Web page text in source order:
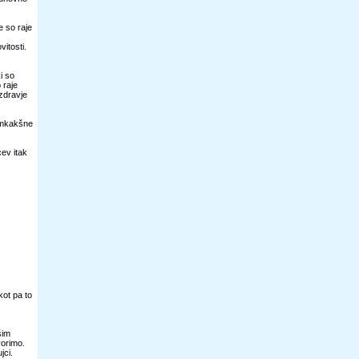
so raje
so
raje
itak
pa to